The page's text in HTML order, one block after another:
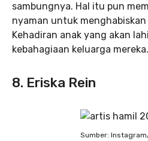
sambungnya. Hal itu pun
nyaman untuk
Kehadiran anak yang akan
kebahagiaan keluarga mereka.
8. Eriska Rein
Sumber: